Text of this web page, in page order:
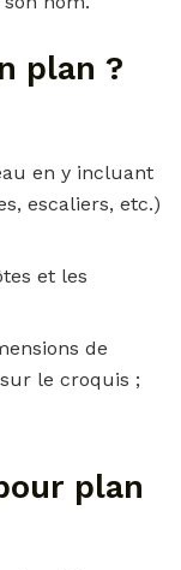
plan ?
en y incluant
escaliers, etc.)
et les
de
le croquis ;
plan